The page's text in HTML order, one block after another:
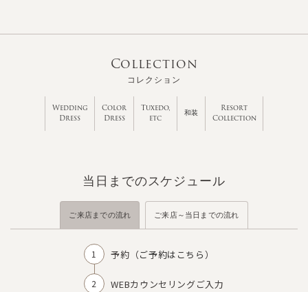
Collection
コレクション
Wedding
Dress
Color
Dress
Tuxedo,
etc
和装
Resort
Collection
当日までのスケジュール
ご来店までの流れ ご来店～当日までの流れ
予約（ご予約はこちら）
WEBカウンセリングご入力